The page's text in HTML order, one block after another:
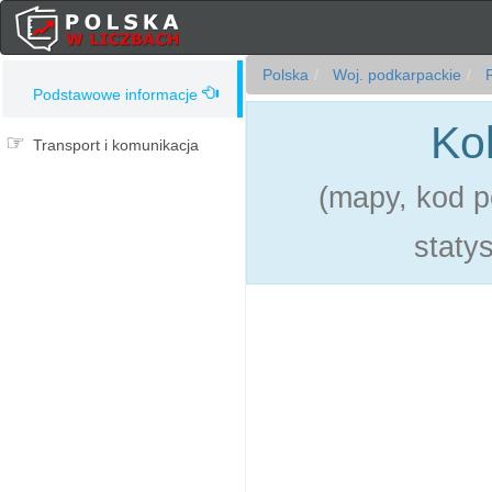
Podstawowe informacje
Transport i komunikacja
Polska Woj. podkarpackie
(mapy, kod